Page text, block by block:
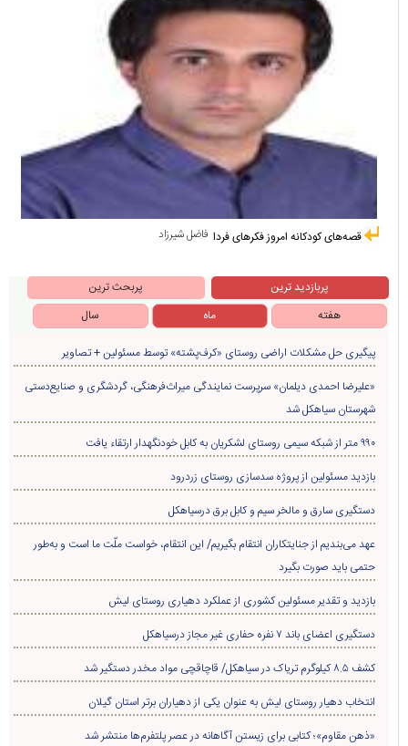
فاضل شیرزاد قصه‌های کودکانه امروز فکرهای فردا
پربازدید ترین
پربحث ترین
هفته
ماه سال
پیگیری حل مشکلات اراضی روستای «کرف‌پشته» توسط مسئولین + تصاویر
«علیرضا احمدی دیلمان» سرپرست نمایندگی میراث‌فرهنگی، گردشگری و صنایع‌دستی
شهرستان سیاهکل شد
۹۹۰ متر از شبکه سیمی روستای لشکریان به کابل خودنگهدار ارتقاء یافت
بازدید مسئولین از پروژه سدسازی روستای زردرود
دستگیری سارق و مالخر سیم و کابل برق درسیاهکل
عهد می‌بندیم از جنایتکاران انتقام بگیریم/ این انتقام، خواست ملّت ما است و به‌طور
حتمی باید صورت بگیرد
بازدید و تقدیر مسئولین کشوری از عملکرد دهیاری روستای لیش
دستگیری اعضای باند ۷ نفره حفاری غير مجاز درسیاهکل
کشف ۸.۵ کیلوگرم تریاک در سیاهکل/ قاچاقچی مواد مخدر دستگیر شد
انتخاب دهیار روستای لیش به عنوان یکی از دهیاران برتر استان گیلان
«ذهن مقاوم»؛ کتابی برای زیستن آگاهانه در عصر پلتفرم‌ها منتشر شد